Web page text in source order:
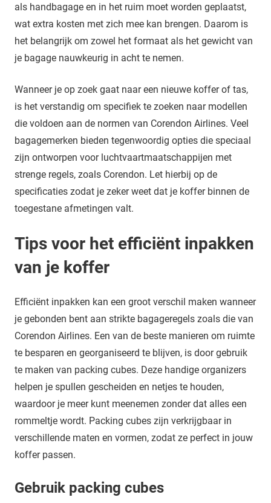
als handbagage en in het ruim moet worden geplaatst,
wat extra kosten met zich mee kan brengen. Daarom is
het belangrijk om zowel het formaat als het gewicht van
je bagage nauwkeurig in acht te nemen.
Wanneer je op zoek gaat naar een nieuwe koffer of tas,
is het verstandig om specifiek te zoeken naar modellen
die voldoen aan de normen van Corendon Airlines. Veel
bagagemerken bieden tegenwoordig opties die speciaal
zijn ontworpen voor luchtvaartmaatschappijen met
strenge regels, zoals Corendon. Let hierbij op de
specificaties zodat je zeker weet dat je koffer binnen de
toegestane afmetingen valt.
Tips voor het efficiënt inpakken
van je koffer
Efficiënt inpakken kan een groot verschil maken wanneer
je gebonden bent aan strikte bagageregels zoals die van
Corendon Airlines. Een van de beste manieren om ruimte
te besparen en georganiseerd te blijven, is door gebruik
te maken van packing cubes. Deze handige organizers
helpen je spullen gescheiden en netjes te houden,
waardoor je meer kunt meenemen zonder dat alles een
rommeltje wordt. Packing cubes zijn verkrijgbaar in
verschillende maten en vormen, zodat ze perfect in jouw
koffer passen.
Gebruik packing cubes